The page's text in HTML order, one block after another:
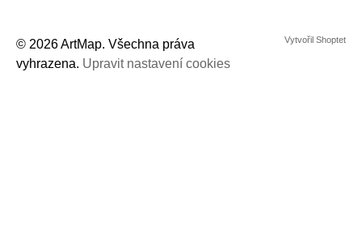
© 2026 ArtMap. Všechna práva
vyhrazena. Upravit nastavení cookies